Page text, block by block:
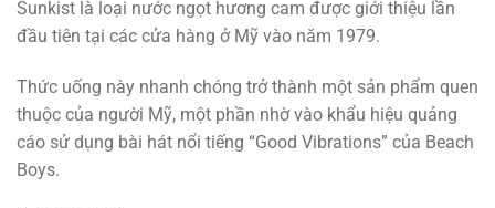
Sunkist là loại nước ngọt hương cam được giới thiệu lần
đầu tiên tại các cửa hàng ở Mỹ vào năm 1979.
Thức uống này nhanh chóng trở thành một sản phẩm quen
thuộc của người Mỹ, một phần nhờ vào khẩu hiệu quảng
cáo sử dụng bài hát nổi tiếng “Good Vibrations” của Beach
Boys.